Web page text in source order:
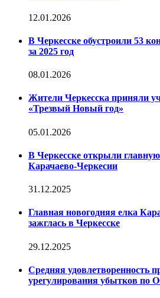
12.01.2026
В Черкесске обустроили 53
за 2025 год
08.01.2026
Жители Черкесска приняли
«Трезвый Новый год»
05.01.2026
В Черкесске открыли
Карачаево-Черкесии
31.12.2025
Главная новогодняя елка
зажглась в Черкесске
29.12.2025
Средняя удовлетворенность
урегулирования убытков по